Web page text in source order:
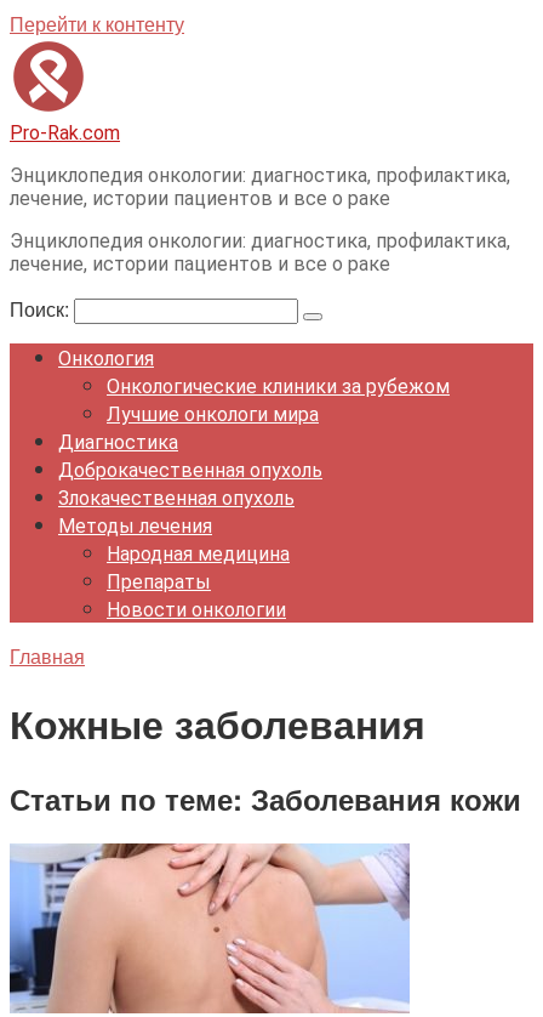
Перейти к контенту
Pro-Rak.com
Энциклопедия онкологии: диагностика, профилактика,
лечение, истории пациентов и все о раке
Энциклопедия онкологии: диагностика, профилактика,
лечение, истории пациентов и все о раке
Поиск:
Онкология
Онкологические клиники за рубежом
Лучшие онкологи мира
Диагностика
Доброкачественная опухоль
Злокачественная опухоль
Методы лечения
Народная медицина
Препараты
Новости онкологии
Главная
Кожные заболевания
Статьи по теме: Заболевания кожи